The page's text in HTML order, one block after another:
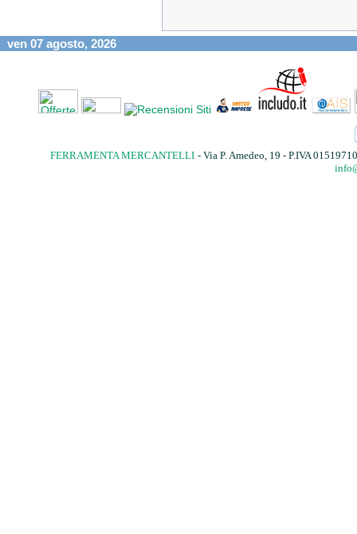
ven 07 agosto, 2026
FERRAMENTA MERCANTELLI - Via P. Amedeo, 19 - P.IVA